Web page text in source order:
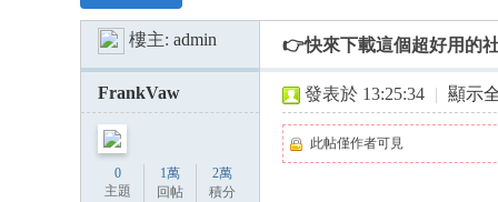
sc
B
樓主: admin 👉快來下載這個超好用的
FrankVaw
0
主題
1萬
回帖
2萬
積分
發表於 13:25:34 | 顯示
此帖僅作者可見